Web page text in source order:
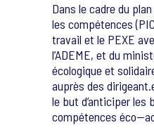
Dans le cadre du
les compétences
travail et le PEXE
l’ADEME, et du
écologique et
auprès des
le but d’anticiper les
compétences